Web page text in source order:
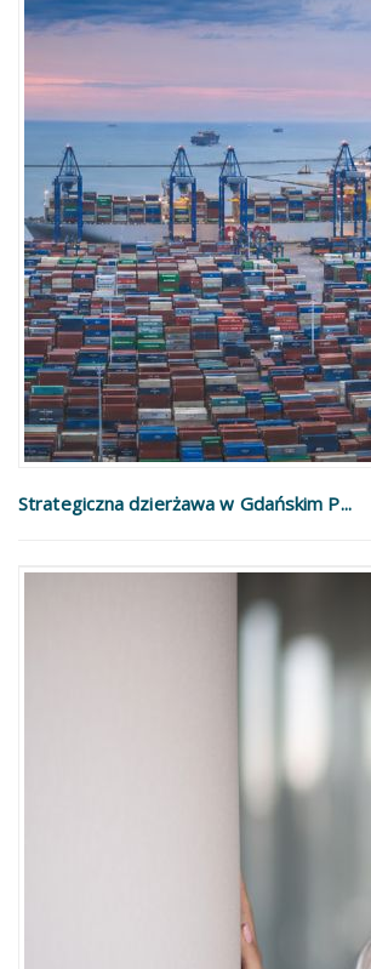
Strategiczna dzierżawa w Gdańskim P...